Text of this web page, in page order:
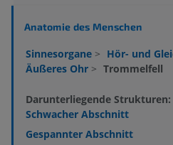
Anatomie des Menschen
Sinnesorgane > Hör- und
Äußeres Ohr > Trommelfell
Darunterliegende Strukturen:
Schwacher Abschnitt
Gespannter Abschnitt